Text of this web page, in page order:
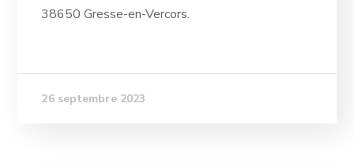
38650 Gresse-en-Vercors.
26 septembre 2023